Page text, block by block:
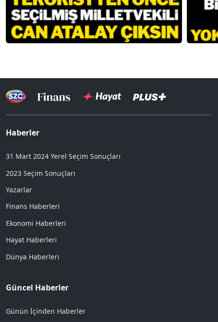
Haberler
31 Mart 2024 Yerel Seçim Sonuçları
2023 Seçim Sonuçları
Yazarlar
Finans Haberleri
Ekonomi Haberleri
Hayat Haberleri
Dünya Haberleri
Güncel Haberler
Günün İçinden Haberler